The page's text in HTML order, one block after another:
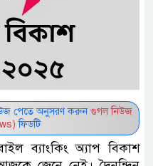
পেতে অনুসরণ করুন গুগল নিউজ
ফিডটি
ব্যাংকিং অ্যাপ বিকাশ